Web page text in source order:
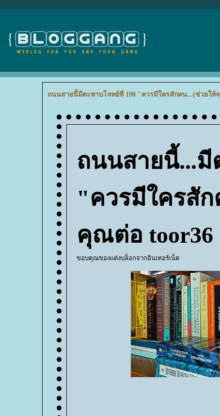
ถนนสายนี้มีตะพาบโจทย์ที่ 190 "ควรมีใครสักคน...(ช่วยให้
ถนนสายนี้...มี
"ควรมีใครสั
คุณต่อ toor36
ขอบคุณของแต่งบล็อกจากอินเทอร์เน็ต